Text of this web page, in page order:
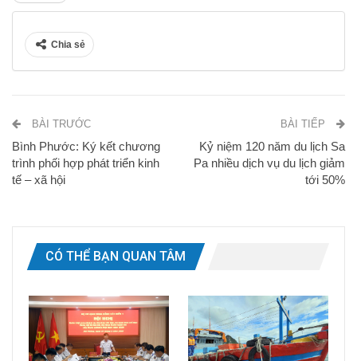
Chia sẻ
BÀI TRƯỚC
Bình Phước: Ký kết chương
trình phối hợp phát triển kinh
tế – xã hội
BÀI TIẾP
Kỷ niệm 120 năm du lịch Sa
Pa nhiều dịch vụ du lịch giảm
tới 50%
CÓ THỂ BẠN QUAN TÂM